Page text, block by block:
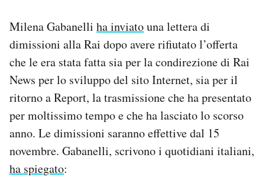
I MIEI PREFERITI
CALENDARIO
AREA PERSONALE
Area Personale
Milena Gabanelli ha inviatouna lettera di
dimissioni alla Rai dopo avere rifiutato l’offerta
che le era stata fatta sia per la condirezione di Rai
News per lo sviluppo del sito Internet, sia per il
ritorno a Report, la trasmissione che ha presentato
per moltissimo tempo e che ha lasciato lo scorso
anno. Le dimissioni saranno effettive dal 15
novembre. Gabanelli, scrivono i quotidiani italiani,
ha spiegato: